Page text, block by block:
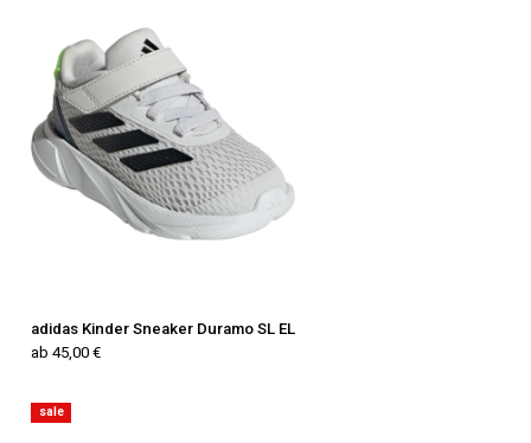
adidas Kinder Sneaker Duramo SL EL
ab 45,00 €
sale